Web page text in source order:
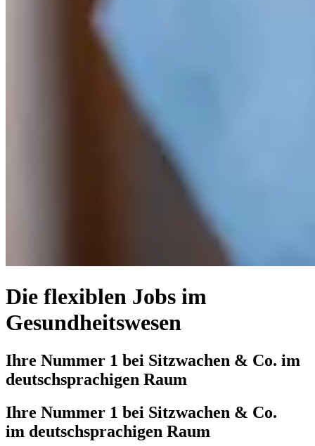
Die flexiblen Jobs im
Gesundheits­wesen
Ihre Nummer 1 bei Sitzwachen & Co. im
deutschsprachigen Raum
Ihre Nummer 1 bei Sitzwachen & Co.
im deutschsprachigen Raum